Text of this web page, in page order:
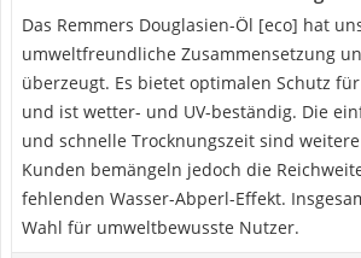
Das Remmers Douglasien-Öl [eco] hat
umweltfreundliche Zusammensetzung
überzeugt. Es bietet optimalen Schutz
und ist wetter- und UV-beständig. Die
und schnelle Trocknungszeit sind
Kunden bemängeln jedoch die
fehlenden Wasser-Abperl-Effekt.
Wahl für umweltbewusste Nutzer.